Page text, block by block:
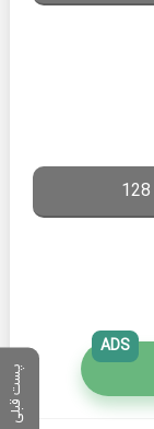
پست قبلی
ADS